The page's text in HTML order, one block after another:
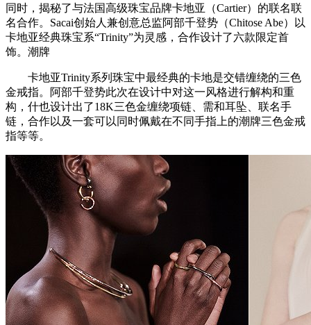
同时，揭秘了与法国高级珠宝品牌卡地亚（Cartier）的联名联
名合作。Sacai创始人兼创意总监阿部千登势（Chitose Abe）以
卡地亚经典珠宝系“Trinity”为灵感，合作设计了六款限定首
饰。潮牌
卡地亚Trinity系列珠宝中最经典的卡地是交错缠绕的三色
金戒指。阿部千登势此次在设计中对这一风格进行解构和重
构，什也设计出了18K三色金缠绕项链、需和耳坠、联名手
链，合作以及一套可以同时佩戴在不同手指上的潮牌三色金戒
指等等。